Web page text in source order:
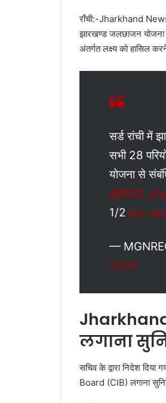
राँची:-Jharkhand
झारखण्ड जलछाजन योजना
अंतर्गत लक्ष्य को हासिल
सर्ड रांची में
सभी 28
योजना से
1/2
—
2024
लगाना
सचिव के द्वारा निदेश
Board (CIB) लगाना